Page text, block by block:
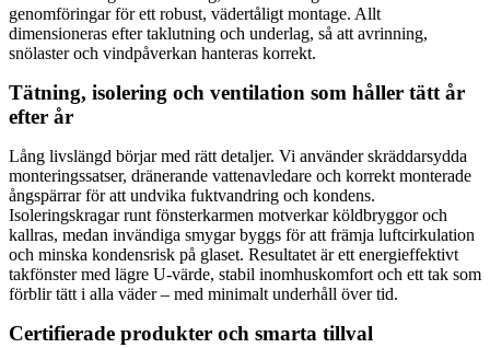
genomföringar för ett robust, vädertåligt montage. Allt
dimensioneras efter taklutning och underlag, så att avrinning,
snölaster och vindpåverkan hanteras korrekt.
Tätning, isolering och ventilation som håller tätt år
efter år
Lång livslängd börjar med rätt detaljer. Vi använder skräddarsydda
monteringssatser, dränerande vattenavledare och korrekt monterade
ångspärrar för att undvika fuktvandring och kondens.
Isoleringskragar runt fönsterkarmen motverkar köldbryggor och
kallras, medan invändiga smygar byggs för att främja luftcirkulation
och minska kondensrisk på glaset. Resultatet är ett energieffektivt
takfönster med lägre U-värde, stabil inomhuskomfort och ett tak som
förblir tätt i alla väder – med minimalt underhåll över tid.
Certifierade produkter och smarta tillval